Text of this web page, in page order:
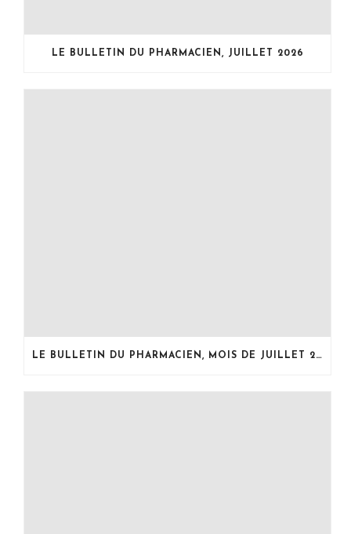
LE BULLETIN DU PHARMACIEN, JUILLET 2026
LE BULLETIN DU PHARMACIEN, MOIS DE JUILLET 2026